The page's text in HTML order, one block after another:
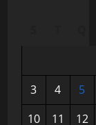
3 4
5
10
11
12